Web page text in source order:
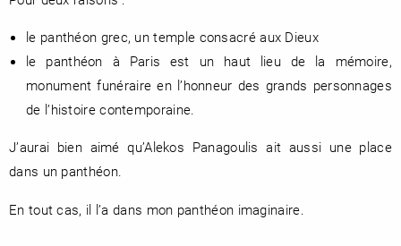
le panthéon grec, un temple consacré aux Dieux
le panthéon à Paris est un haut lieu de la mémoire,
monument funéraire en l’honneur des grands personnages
de l’histoire contemporaine.
J’aurai bien aimé qu’Alekos Panagoulis ait aussi une place
dans un panthéon.
En tout cas, il l’a dans mon panthéon imaginaire.